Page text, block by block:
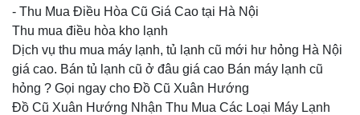
- Thu Mua Điều Hòa Cũ Giá Cao tại Hà Nội
Thu mua điều hòa kho lạnh
Dịch vụ thu mua máy lạnh, tủ lạnh cũ mới hư hỏng Hà Nội
giá cao. Bán tủ lạnh cũ ở đâu giá cao Bán máy lạnh cũ
hỏng ? Gọi ngay cho Đồ Cũ Xuân Hướng
Đồ Cũ Xuân Hướng Nhận Thu Mua Các Loại Máy Lạnh